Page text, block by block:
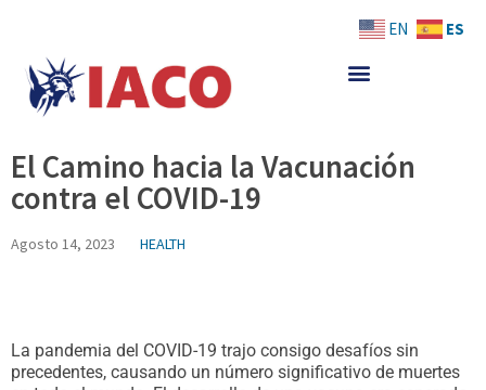
content
El Camino hacia la Vacunación
contra el COVID-19
Agosto 14, 2023 HEALTH
La pandemia del COVID-19 trajo consigo desafíos sin
precedentes, causando un número significativo de muertes
EN ES